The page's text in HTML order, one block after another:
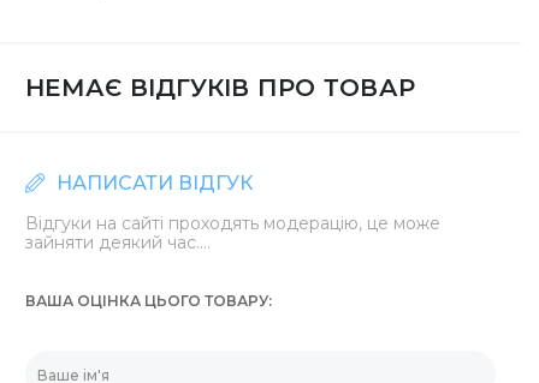
НЕМАЄ ВІДГУКІВ ПРО ТОВАР
НАПИСАТИ ВІДГУК
Відгуки на сайті проходять модерацію, це може
зайняти деякий час....
ВАША ОЦІНКА ЦЬОГО ТОВАРУ